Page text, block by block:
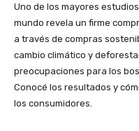
Uno de los mayores
mundo revela un firme
a través de compras
cambio climático y
preocupaciones para los
Conocé los resultados y
los consumidores.